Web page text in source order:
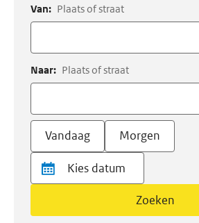
Van: Plaats of straat
Naar: Plaats of straat
Vandaag Morgen
Zoeken